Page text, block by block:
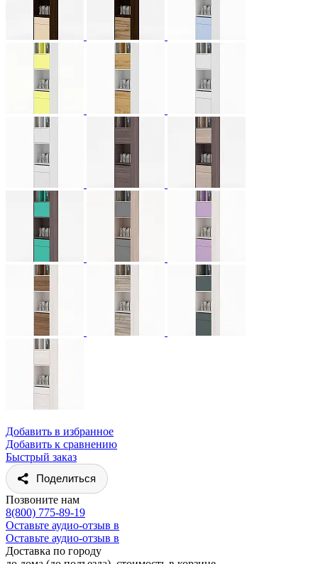
Добавить в избранное
Добавить к сравнению
Быстрый заказ
Поделиться
Позвоните нам
8(800) 775-89-19
Оставьте аудио-отзыв в
Оставьте аудио-отзыв в
Доставка по городу